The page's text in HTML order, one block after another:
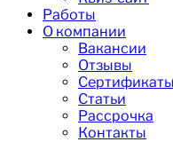
Работы
О компании
Вакансии
Отзывы
Сертификаты
Статьи
Рассрочка
Контакты